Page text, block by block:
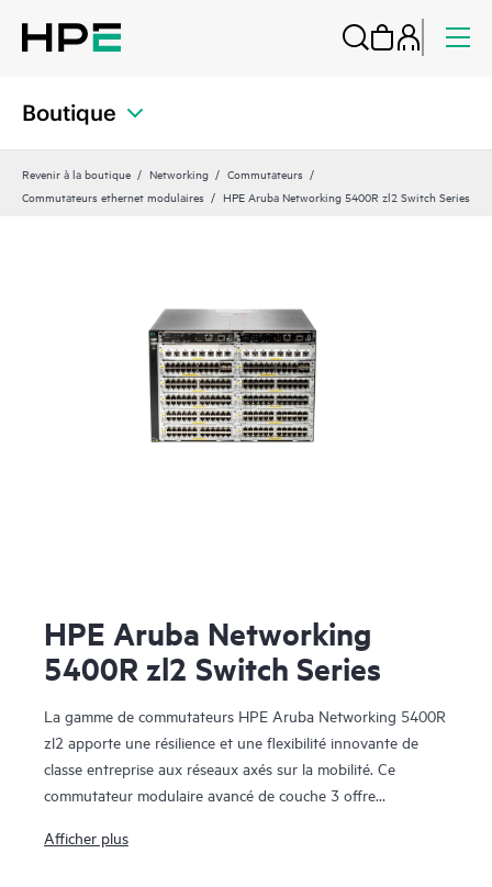
Boutique
Revenir à la boutique Networking
Commutateurs
Commutateurs ethernet modulaires
HPE Aruba Networking 5400R zl2 Switch Series
HPE Aruba Networking
5400R zl2 Switch Series
La gamme de commutateurs HPE Aruba Networking 5400R
zl2 apporte une résilience et une flexibilité innovante de
classe entreprise aux réseaux axés sur la mobilité. Ce
commutateur modulaire avancé de couche 3 offre
Smart Ratepour les appareils 802.11ac ultra-rapides, la
Afficher plus